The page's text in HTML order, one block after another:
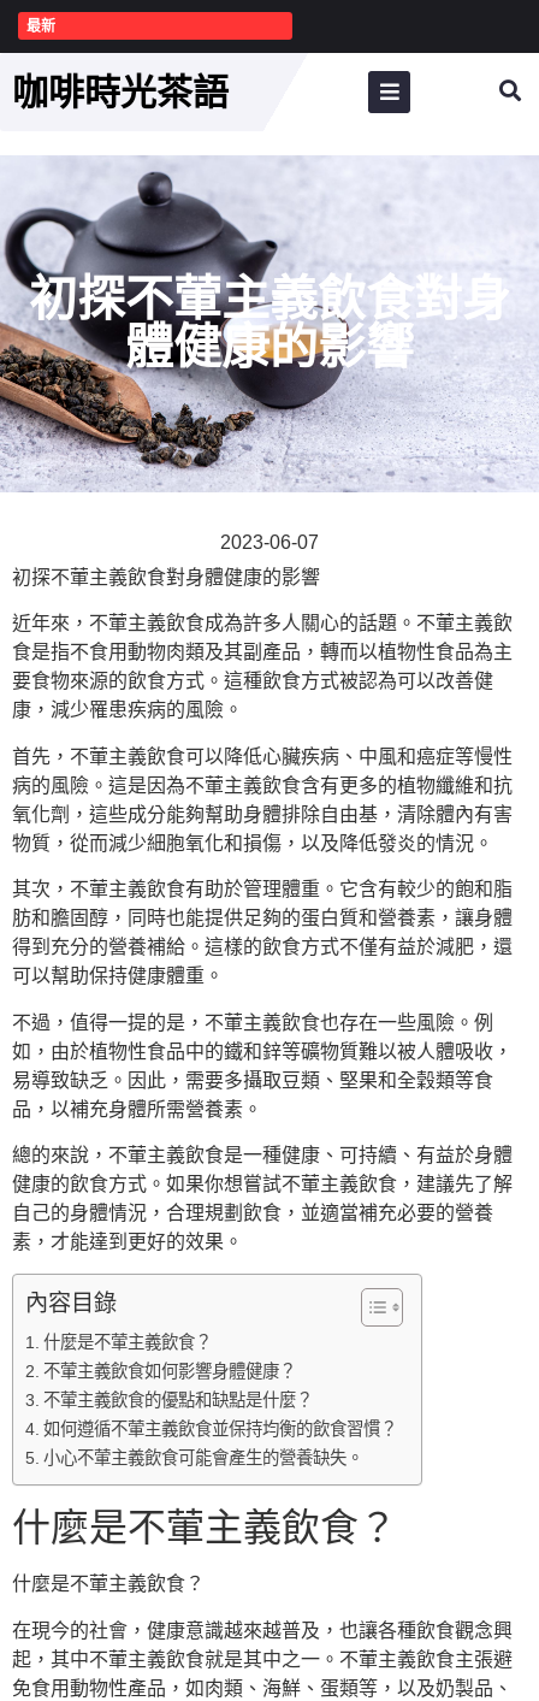
最新
咖啡時光茶語
初探不葷主義飲食對身
體健康的影響
2023-06-07
初探不葷主義飲食對身體健康的影響
近年來，不葷主義飲食成為許多人關心的話題。不葷主義飲
食是指不食用動物肉類及其副產品，轉而以植物性食品為主
要食物來源的飲食方式。這種飲食方式被認為可以改善健
康，減少罹患疾病的風險。
首先，不葷主義飲食可以降低心臟疾病、中風和癌症等慢性
病的風險。這是因為不葷主義飲食含有更多的植物纖維和抗
氧化劑，這些成分能夠幫助身體排除自由基，清除體內有害
物質，從而減少細胞氧化和損傷，以及降低發炎的情況。
其次，不葷主義飲食有助於管理體重。它含有較少的飽和脂
肪和膽固醇，同時也能提供足夠的蛋白質和營養素，讓身體
得到充分的營養補給。這樣的飲食方式不僅有益於減肥，還
可以幫助保持健康體重。
不過，值得一提的是，不葷主義飲食也存在一些風險。例
如，由於植物性食品中的鐵和鋅等礦物質難以被人體吸收，
易導致缺乏。因此，需要多攝取豆類、堅果和全穀類等食
品，以補充身體所需營養素。
總的來說，不葷主義飲食是一種健康、可持續、有益於身體
健康的飲食方式。如果你想嘗試不葷主義飲食，建議先了解
自己的身體情況，合理規劃飲食，並適當補充必要的營養
素，才能達到更好的效果。
內容目錄
什麼是不葷主義飲食？
不葷主義飲食如何影響身體健康？
不葷主義飲食的優點和缺點是什麼？
如何遵循不葷主義飲食並保持均衡的飲食習慣？
小心不葷主義飲食可能會產生的營養缺失。
什麼是不葷主義飲食？
什麼是不葷主義飲食？
在現今的社會，健康意識越來越普及，也讓各種飲食觀念興
起，其中不葷主義飲食就是其中之一。不葷主義飲食主張避
免食用動物性產品，如肉類、海鮮、蛋類等，以及奶製品、